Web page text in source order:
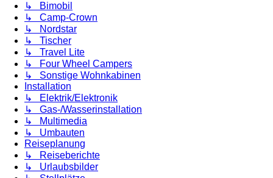
↳ Bimobil
↳ Camp-Crown
↳ Nordstar
↳ Tischer
↳ Travel Lite
↳ Four Wheel Campers
↳ Sonstige Wohnkabinen
Installation
↳ Elektrik/Elektronik
↳ Gas-/Wasserinstallation
↳ Multimedia
↳ Umbauten
Reiseplanung
↳ Reiseberichte
↳ Urlaubsbilder